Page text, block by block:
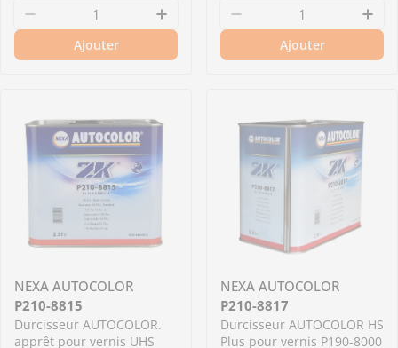
régulier
Diminuer la quantité pour P210-8645 -
Augmenter la quantité pour
Ajouter
régulier
Diminuer la quantité
Ajouter
NEXA AUTOCOLOR
P210-8815
Durcisseur AUTOCOLOR.
apprêt pour vernis UHS
NEXA AUTOCOLOR
P210-8817
Durcisseur AUTOCOLOR HS
Plus pour vernis P190-8000